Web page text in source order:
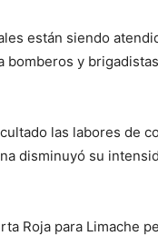
están siendo
bomberos y
las labores de
disminuyó su
Roja para Limache